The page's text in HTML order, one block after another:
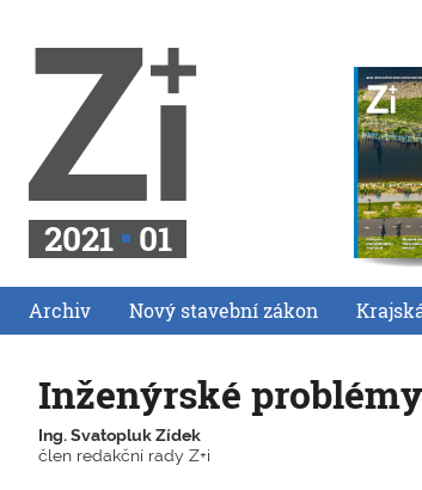
2021 01
Archiv Nový stavební zákon
Inženýrské
Ing. Svatopluk Zídek
člen redakční rady Z+i